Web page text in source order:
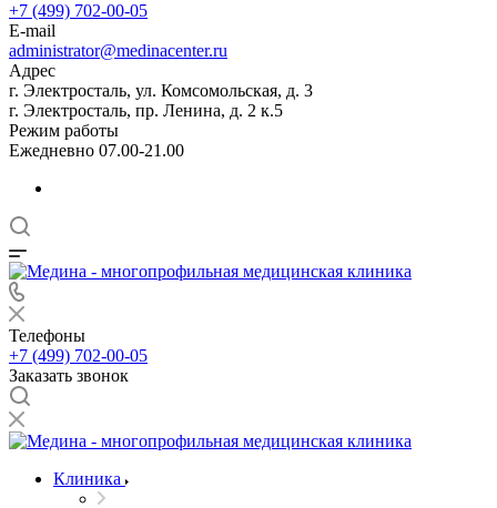
+7 (499) 702-00-05
E-mail
administrator@medinacenter.ru
Адрес
г. Электросталь, ул. Комсомольская, д. 3
г. Электросталь, пр. Ленина, д. 2 к.5
Режим работы
Ежедневно 07.00-21.00
Телефоны
+7 (499) 702-00-05
Заказать звонок
Клиника